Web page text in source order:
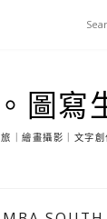
圖寫
｜繪畫攝影｜文字創